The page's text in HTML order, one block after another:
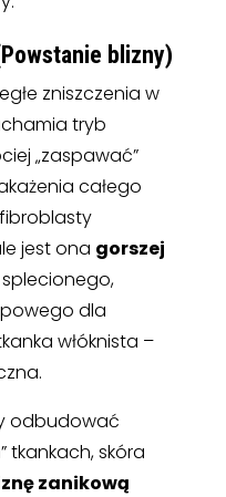
blizny)
zniszczenia w
tryb
„zaspawać”
całego
jest ona gorszej
dla
włóknista –
odbudować
tkankach, skóra
zanikową